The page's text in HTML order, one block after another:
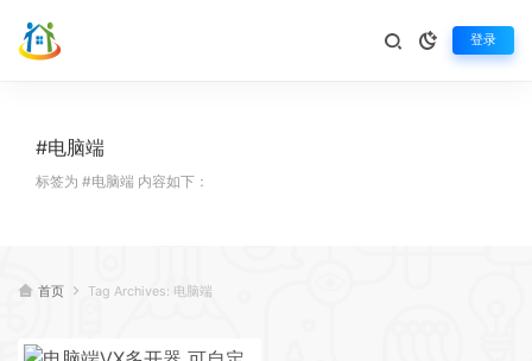
登录
#电脑端
标签为 #电脑端 内容如下：
首页 Tag Archives: 电脑端